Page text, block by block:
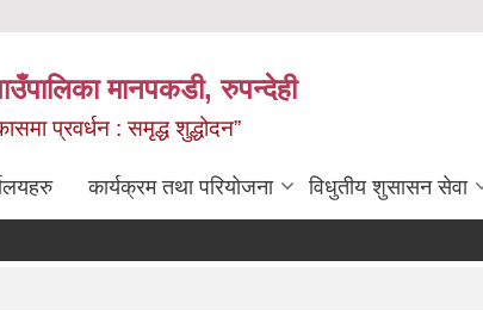
मानपकडी, रुपन्देही
प्रवर्धन : समृद्ध शुद्धोदन”
कार्यक्रम तथा परियोजना विधुतीय शुसासन सेवा